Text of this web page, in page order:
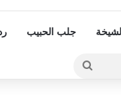
جلب الحبيب